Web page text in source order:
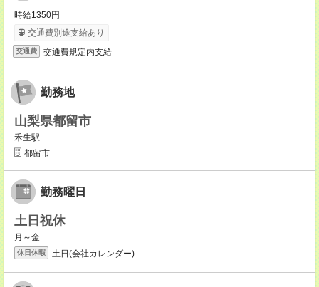
時給1350円
交通費別途支給あり
交通費 交通費規定内支給
勤務地
山梨県都留市
禾生駅
都留市
勤務曜日
土日祝休
月～金
休日休暇 土日(会社カレンダー)